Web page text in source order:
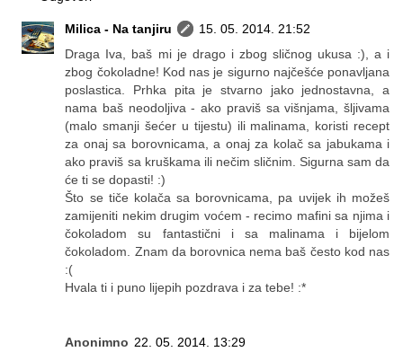
Milica - Na tanjiru
15. 05. 2014. 21:52
Draga Iva, baš mi je drago i zbog sličnog ukusa :), a i
zbog čokoladne! Kod nas je sigurno najčešće ponavljana
poslastica. Prhka pita je stvarno jako jednostavna, a
nama baš neodoljiva - ako praviš sa višnjama, šljivama
(malo smanji šećer u tijestu) ili malinama, koristi recept
za onaj sa borovnicama, a onaj za kolač sa jabukama i
ako praviš sa kruškama ili nečim sličnim. Sigurna sam da
će ti se dopasti! :)
Što se tiče kolača sa borovnicama, pa uvijek ih možeš
zamijeniti nekim drugim voćem - recimo mafini sa njima i
čokoladom su fantastični i sa malinama i bijelom
čokoladom. Znam da borovnica nema baš često kod nas
:(
Hvala ti i puno lijepih pozdrava i za tebe! :*
Anonimno 22. 05. 2014. 13:29